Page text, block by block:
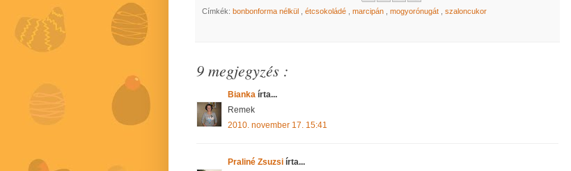
Címkék: bonbonforma nélkül étcsokoládé marcipán mogyorónugát szaloncukor
9 megjegyzés :
Bianka írta...
Remek
2010. november 17. 15:41
Praliné Zsuzsi írta...